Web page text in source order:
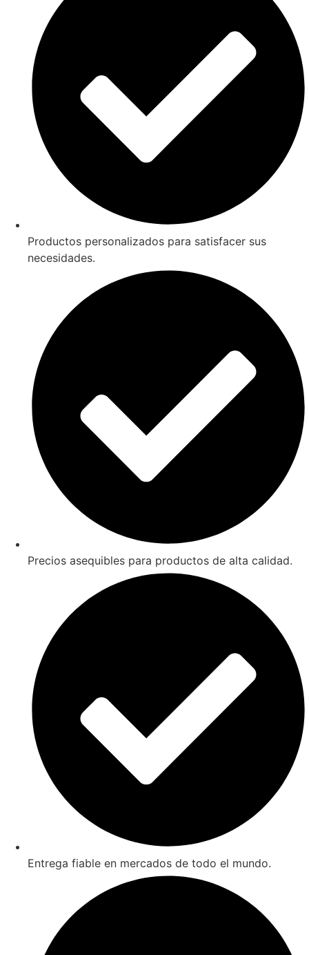
Productos personalizados para satisfacer sus
necesidades.
Precios asequibles para productos de alta calidad.
Entrega fiable en mercados de todo el mundo.